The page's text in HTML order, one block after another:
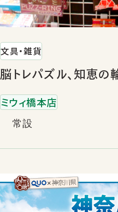
文具・雑貨
脳トレパズル、知恵の
ミウィ橋本店
常設